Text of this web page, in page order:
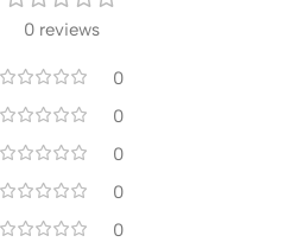
0 reviews
0
0
0
0
0